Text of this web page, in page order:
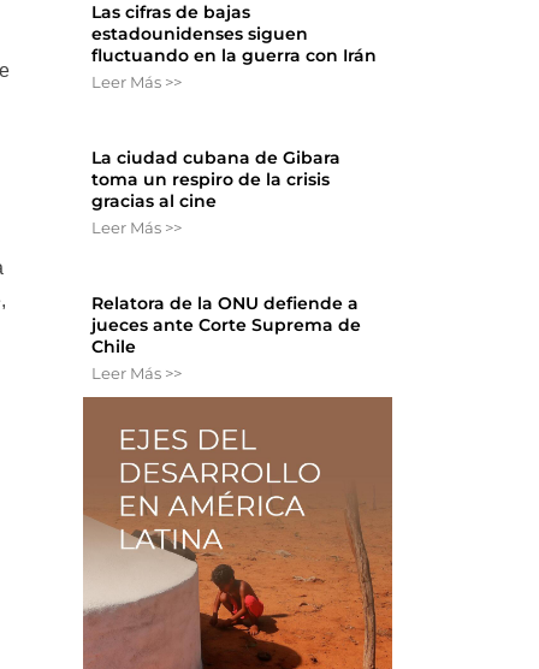
Las cifras de bajas
estadounidenses siguen
fluctuando en la guerra con Irán
Leer Más >>
La ciudad cubana de Gibara
toma un respiro de la crisis
gracias al cine
Leer Más >>
Relatora de la ONU defiende a
jueces ante Corte Suprema de
Chile
Leer Más >>